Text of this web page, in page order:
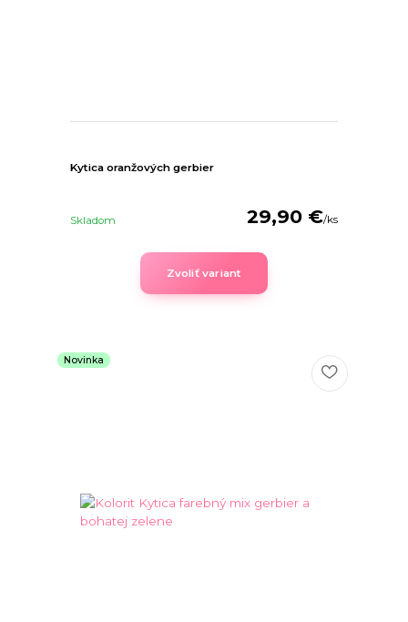
Kytica oranžových gerbier
29,90 €/ks
Skladom
Zvoliť variant
Novinka